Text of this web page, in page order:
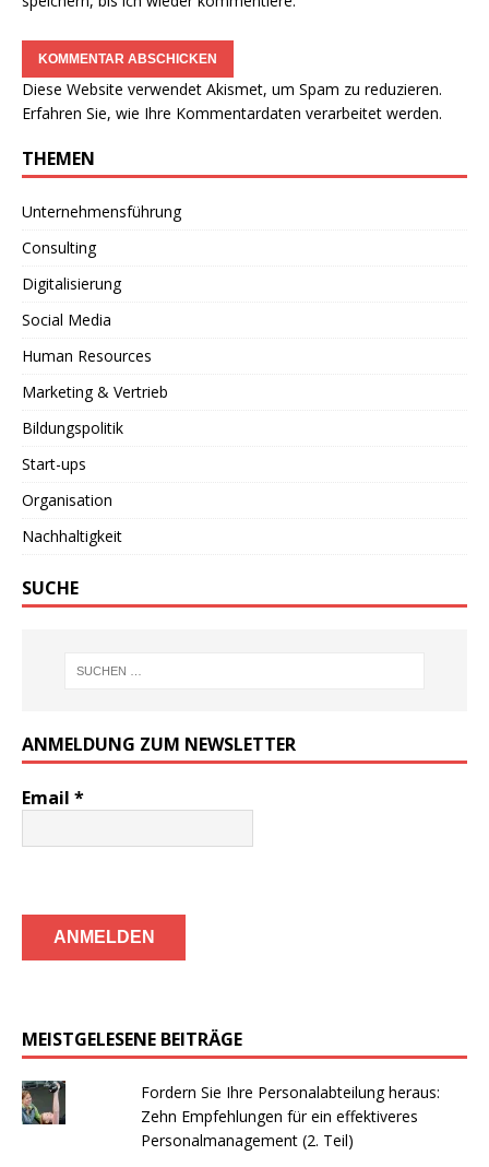
Diese Website verwendet Akismet, um Spam zu reduzieren.
Erfahren Sie, wie Ihre Kommentardaten verarbeitet werden.
THEMEN
Unternehmensführung
Consulting
Digitalisierung
Social Media
Human Resources
Marketing & Vertrieb
Bildungspolitik
Start-ups
Organisation
Nachhaltigkeit
SUCHE
ANMELDUNG ZUM NEWSLETTER
Email *
MEISTGELESENE BEITRÄGE
Fordern Sie Ihre Personalabteilung heraus:
Zehn Empfehlungen für ein effektiveres
Personalmanagement (2. Teil)